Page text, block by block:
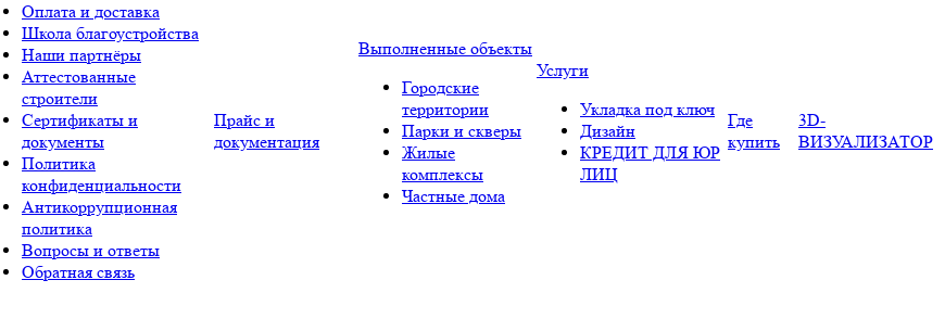
Оплата и доставка
Школа благоустройства
Наши партнёры
Аттестованные
строители
Сертификаты и
документы
Политика
конфиденциальности
Антикоррупционная
политика
Вопросы и ответы
Обратная связь
Прайс и
документация
Выполненные объекты
Городские
территории
Парки и скверы
Жилые
комплексы
Частные дома
Услуги
Укладка под ключ
Дизайн
КРЕДИТ ДЛЯ ЮР
ЛИЦ
Где
купить
3D-
ВИЗУАЛИЗАТОР